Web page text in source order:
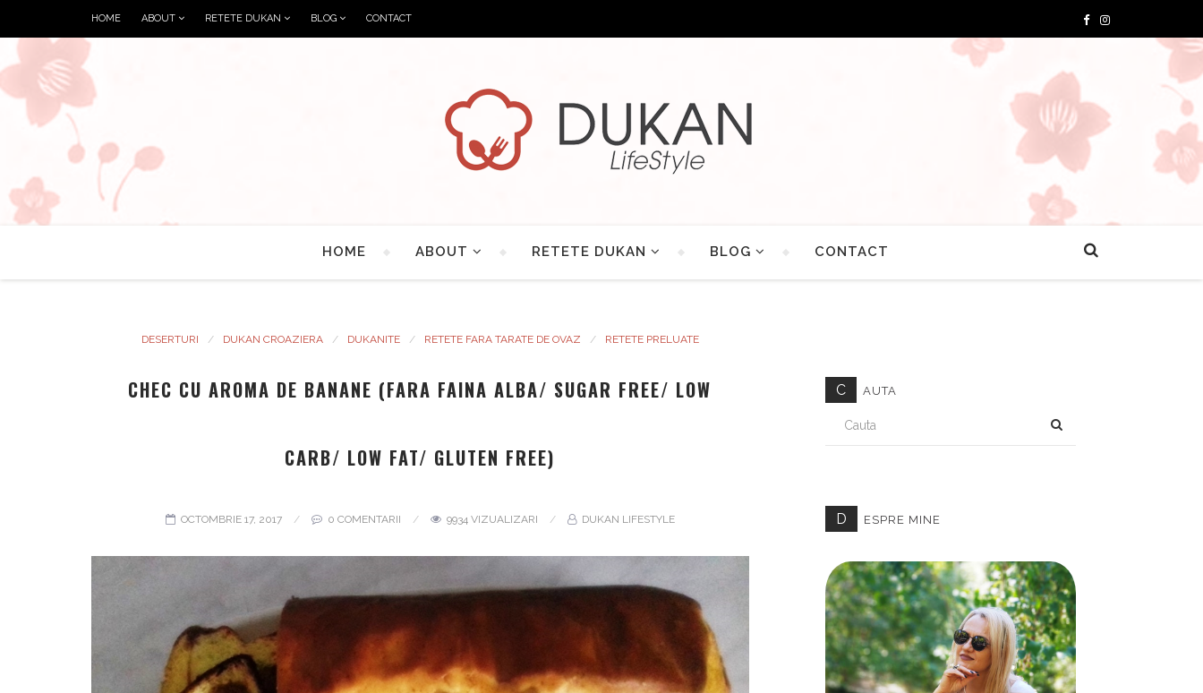
HOME ABOUT RETETE DUKAN BLOG CONTACT
HOME ABOUT RETETE DUKAN BLOG CONTACT
DESERTURI DUKAN CROAZIERA DUKANITE RETETE FARA TARATE DE OVAZ RETETE PRELUATE
CHEC CU AROMA DE BANANE (FARA FAINA ALBA/ SUGAR FREE/ LOW
CARB/ LOW FAT/ GLUTEN FREE)
OCTOMBRIE 17, 2017 0 COMENTARII 9934 VIZUALIZARI DUKAN LIFESTYLE
C AUTA
D ESPRE MINE